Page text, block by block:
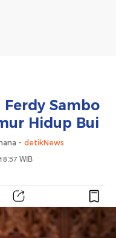
Sambo
Hidup Bui
- detikNews
WIB